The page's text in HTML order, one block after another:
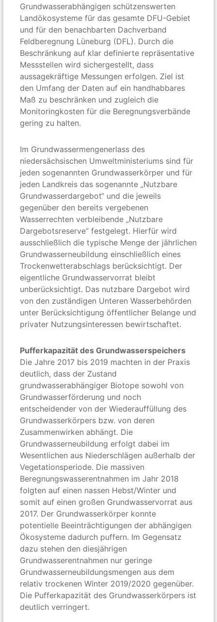
Grundwasserabhängigen schützenswerten
Landökosysteme für das gesamte DFU-Gebiet
und für den benachbarten Dachverband
Feldberegnung Lüneburg (DFL). Durch die
Beschränkung auf klar definierte repräsentative
Messstellen wird sichergestellt, dass
aussagekräftige Messungen erfolgen. Ziel ist
den Umfang der Daten auf ein handhabbares
Maß zu beschränken und zugleich die
Monitoringkosten für die Beregnungsverbände
gering zu halten.
Im Grundwassermengenerlass des
niedersächsischen Umweltministeriums sind für
jeden sogenannten Grundwasserkörper und für
jeden Landkreis das sogenannte „Nutzbare
Grundwasserdargebot“ und die jeweils
gegenüber den bereits vergebenen
Wasserrechten verbleibende „Nutzbare
Dargebotsreserve“ festgelegt. Hierfür wird
ausschließlich die typische Menge der jährlichen
Grundwasserneubildung einschließlich eines
Trockenwetterabschlags berücksichtigt. Der
eigentliche Grundwasservorrat bleibt
unberücksichtigt. Das nutzbare Dargebot wird
von den zuständigen Unteren Wasserbehörden
unter Berücksichtigung öffentlicher Belange und
privater Nutzungsinteressen bewirtschaftet.
Pufferkapazität des Grundwasserspeichers
Die Jahre 2017 bis 2019 machten in der Praxis
deutlich, dass der Zustand
grundwasserabhängiger Biotope sowohl von
Grundwasserförderung und noch
entscheidender von der Wiederauffüllung des
Grundwasserkörpers bzw. von deren
Zusammenwirken abhängt. Die
Grundwasserneubildung erfolgt dabei im
Wesentlichen aus Niederschlägen außerhalb der
Vegetationsperiode. Die massiven
Beregnungswasserentnahmen im Jahr 2018
folgten auf einen nassen Hebst/Winter und
somit auf einen großen Grundwasservorrat aus
2017. Der Grundwasserkörper konnte
potentielle Beeinträchtigungen der abhängigen
Ökosysteme dadurch puffern. Im Gegensatz
dazu stehen den diesjährigen
Grundwasserentnahmen nur geringe
Grundwasserneubildungsmengen aus dem
relativ trockenen Winter 2019/2020 gegenüber.
Die Pufferkapazität des Grundwasserkörpers ist
deutlich verringert.